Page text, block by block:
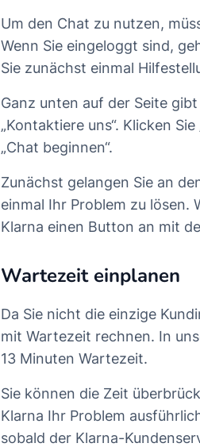
Um den Chat zu nutzen,
Wenn Sie eingeloggt sind,
Sie zunächst einmal
Ganz unten auf der Seite
„Kontaktiere uns“. Klicken
„Chat beginnen“.
Zunächst gelangen Sie an
einmal Ihr Problem zu
Klarna einen Button an mit
Wartezeit einplanen
Da Sie nicht die einzige
mit Wartezeit rechnen. In
13 Minuten Wartezeit.
Sie können die Zeit
Klarna Ihr Problem
sobald der Klarna-